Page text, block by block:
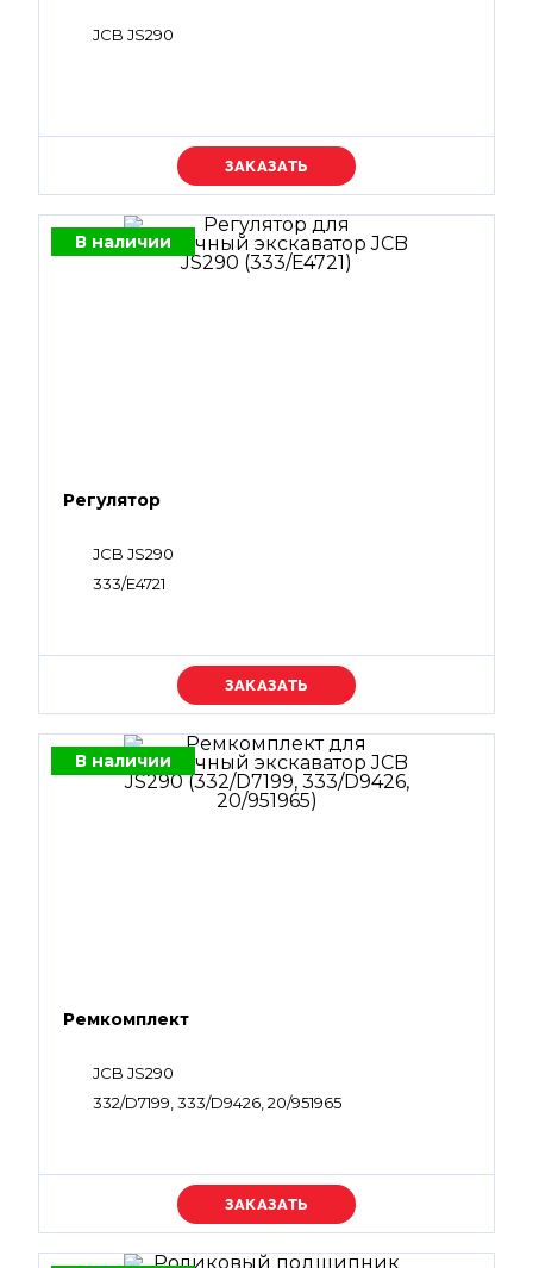
JCB JS290
Уточняйте цену
В наличии
Регулятор
JCB JS290
333/E4721
Уточняйте цену
В наличии
Ремкомплект
JCB JS290
332/D7199, 333/D9426, 20/951965
Уточняйте цену